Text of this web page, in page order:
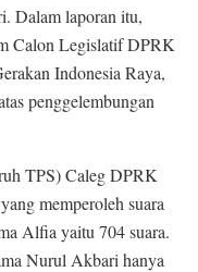
Dalam laporan itu,
Calon Legislatif DPRK
Indonesia Raya,
penggelembungan
TPS) Caleg DPRK
memperoleh suara
Alfia yaitu 704 suara.
Nurul Akbari hanya